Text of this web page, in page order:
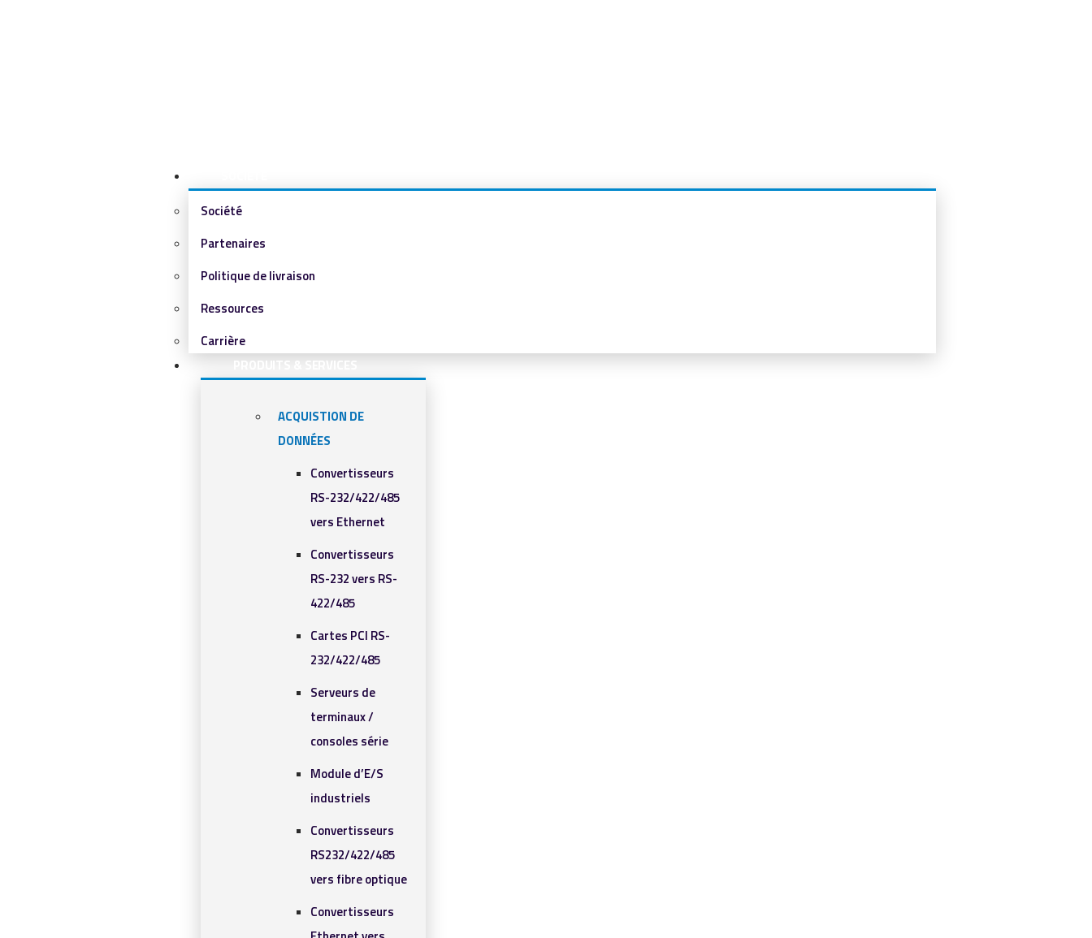
Société
Partenaires
Politique de livraison
Ressources
Carrière
PRODUITS & SERVICES
ACQUISTION DE
DONNÉES
Convertisseurs
RS-232/422/485
vers Ethernet
Convertisseurs
RS-232 vers RS-
422/485
Cartes PCI RS-
232/422/485
Serveurs de
terminaux /
consoles série
Module d’E/S
industriels
Convertisseurs
RS232/422/485
vers fibre optique
Convertisseurs